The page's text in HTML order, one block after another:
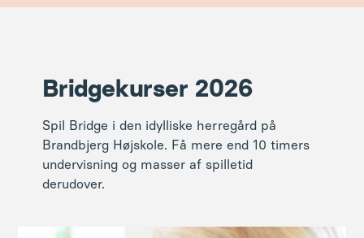
Bridgekurser 2026
Spil Bridge i den idylliske herregård på
Brandbjerg Højskole. Få mere end 10 timers
undervisning og masser af spilletid
derudover.